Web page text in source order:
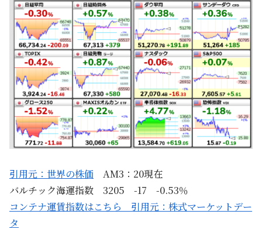
引用元：世界の株価 AM3：20現在
バルチック海運指数 3205 -17 -0.53％
コンテナ運賃指数はこちら 引用元：株式マーケットデー
タ